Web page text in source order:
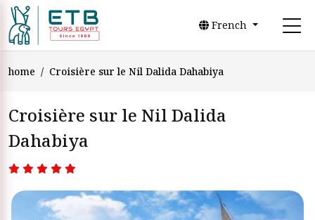
French
home Croisière sur le Nil Dalida Dahabiya
Croisière sur le Nil Dalida
Dahabiya